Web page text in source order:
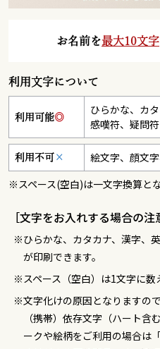
お名前を最大10文字
利用文字について
利用可能◎
ひらかな、カ
感嘆符、疑問符
利用不可 ×
絵文字、顔文
※スペース(空白)は一文字換算とな
［文字をお入れする場合の注
ひらかな、カタカナ、漢字、
が印刷できます。
スペース（空白）は1文字に数
文字化けの原因となりますの
（携帯）依存文字（ハート
ークや絵柄をご利用の場合は